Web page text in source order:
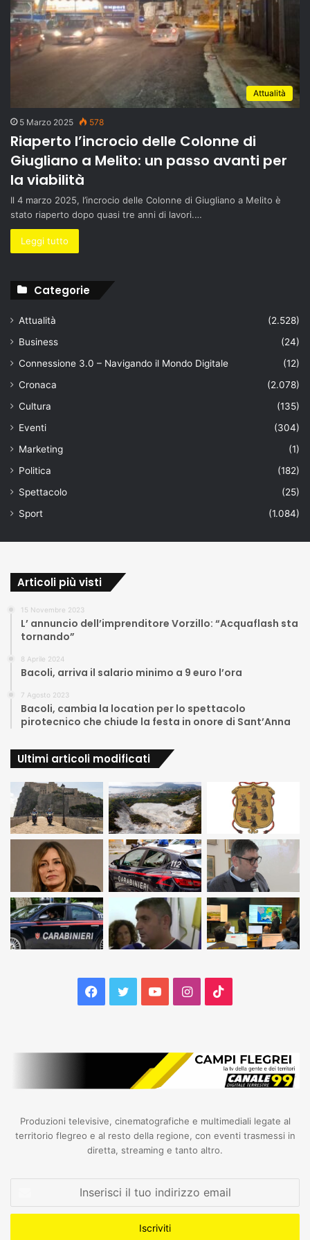
Attualità
5 Marzo 2025 578
Riaperto l’incrocio delle Colonne di
Giugliano a Melito: un passo avanti per
la viabilità
Il 4 marzo 2025, l’incrocio delle Colonne di Giugliano a Melito è
stato riaperto dopo quasi tre anni di lavori.…
Leggi tutto
Categorie
Attualità
(2.528)
Business
(24)
Connessione 3.0 – Navigando il Mondo Digitale
(12)
Cronaca
(2.078)
Cultura
(135)
Eventi
(304)
Marketing
(1)
Politica
(182)
Spettacolo
(25)
Sport
(1.084)
Articoli più visti
15 Novembre 2023
L’ annuncio dell’imprenditore Vorzillo: “Acquaflash sta
tornando”
8 Aprile 2024
Bacoli, arriva il salario minimo a 9 euro l’ora
7 Agosto 2023
Bacoli, cambia la location per lo spettacolo
pirotecnico che chiude la festa in onore di Sant’Anna
Ultimi articoli modificati
Facebook
TwitterYouTubeInstagram
Produzioni televisive, cinematografiche e multimediali legate al
territorio flegreo e al resto della regione, con eventi trasmessi in
diretta, streaming e tanto altro.
tuo